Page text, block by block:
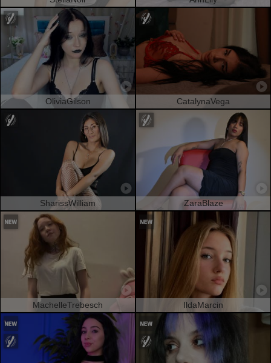
OliviaGilson CatalynaVega
SharissWilliam ZaraBlaze
MachelleTrebesch IldaMarcin